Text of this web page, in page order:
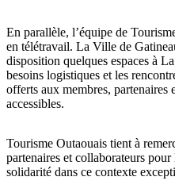
En parallèle, l’équipe de
en télétravail. La Ville de
disposition quelques espaces à
besoins logistiques et les
offerts aux membres, partenaires
accessibles.
Tourisme Outaouais tient à
partenaires et collaborateurs
solidarité dans ce contexte